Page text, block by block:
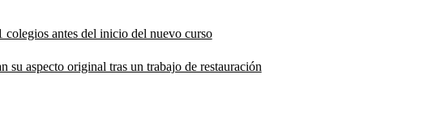
colegios antes del inicio del nuevo curso
aspecto original tras un trabajo de restauración